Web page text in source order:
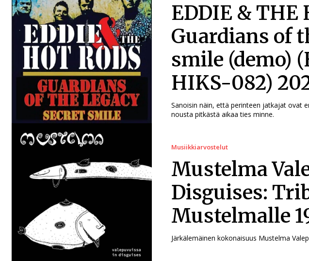
EDDIE & THE
Guardians of
smile (demo)
HIKS-082)
Sanoisin näin, että perinteen jatkajat ovat
nousta pitkästä aikaa ties minne.
Musiikkiarvostelut
Mustelma
Disguises:
Mustelmalle
Järkälemäinen